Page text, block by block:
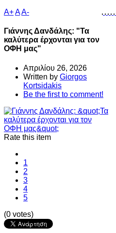
A+AA-
Γιάννης Δανδάλης: "Τα
καλύτερα έρχονται για τον
ΟΦΗ μας"
Απριλίου 26, 2026
Written by Giorgos
Kortsidakis
Be the first to comment!
Rate this item
1
2
3
4
5
(0 votes)